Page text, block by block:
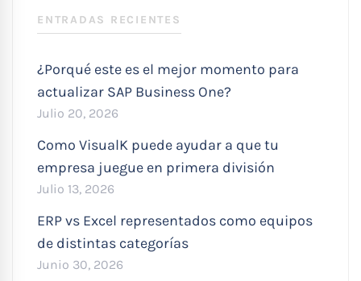
ENTRADAS RECIENTES
¿Porqué este es el mejor momento para
actualizar SAP Business One?
Julio 20, 2026
Como VisualK puede ayudar a que tu
empresa juegue en primera división
Julio 13, 2026
ERP vs Excel representados como equipos
de distintas categorías
Junio 30, 2026